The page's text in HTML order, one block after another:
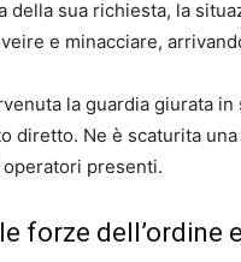
della sua richiesta, la
e minacciare,
la guardia giurata
diretto. Ne è scaturita
presenti.
forze dell’ordine